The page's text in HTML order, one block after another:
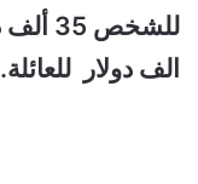
الف دولار للعائلة.